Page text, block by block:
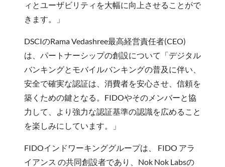
ィとユーザビリティを大幅に向上させることがで
きます。」
DSCIのRama Vedashree最高経営責任者(CEO)
は、パートナーシップの創設について「デジタル
バンキングとモバイルバンキングの普及に伴い、
安全で確実な認証は、消費者を安心させ、信頼を
築くための鍵となる。FIDOやそのメンバーと協
力して、より強力な認証基準の認識を広めること
を楽しみにしています。」
FIDOインドワーキンググループは、 FIDO アラ
イアンス の共同創設者であり、Nok Nok Labsの